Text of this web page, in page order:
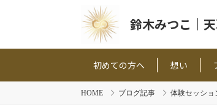
鈴木みつこ｜
初めての方へ 想い
HOME ブログ記事 体験セッショ